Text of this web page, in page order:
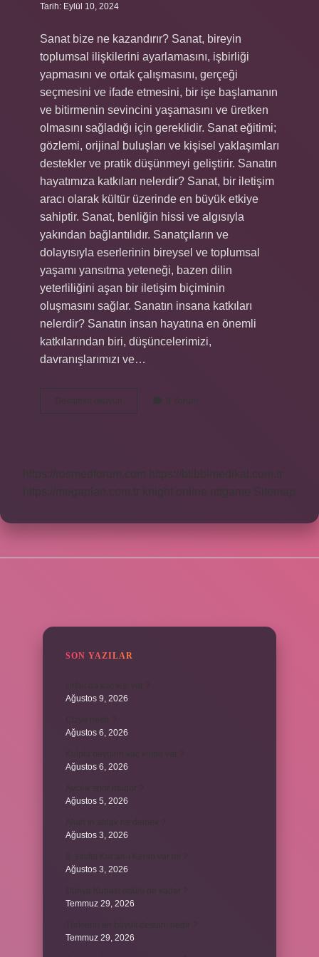
Tarih: Eylül 10, 2024
Sanat bize ne kazandırır? Sanat, bireyin
toplumsal ilişkilerini ayarlamasını, işbirliği
yapmasını ve ortak çalışmasını, gerçeği
seçmesini ve ifade etmesini, bir işe başlamanın
ve bitirmenin sevincini yaşamasını ve üretken
olmasını sağladığı için gereklidir. Sanat eğitimi;
gözlemi, orijinal buluşları ve kişisel yaklaşımları
destekler ve pratik düşünmeyi geliştirir. Sanatın
hayatımıza katkıları nelerdir? Sanat, bir iletişim
aracı olarak kültür üzerinde en büyük etkiye
sahiptir. Sanat, benliğin hissi ve algısıyla
yakından bağlantılıdır. Sanatçıların ve
dolayısıyla eserlerinin bireysel ve toplumsal
yaşamı yansıtma yeteneği, bazen dilin
yeterliliğini aşan bir iletişim biçiminin
oluşmasını sağlar. Sanatın insana katkıları
nelerdir? Sanatın insan hayatına en önemli
katkılarından biri, düşüncelerimizi,
davranışlarımızı ve…
Devamını okuyun
Hayatımızda
8 Yorum
https://rosmedforum.com
https://btibbimedikal.com.tr
https://megaplan.com.tr
knight online nttgame Sitemap
SON YAZILAR
Ağustos 9, 2026
Ağustos 6, 2026
Ağustos 6, 2026
Ağustos 5, 2026
Ağustos 3, 2026
Ağustos 3, 2026
Temmuz 29, 2026
Temmuz 29, 2026